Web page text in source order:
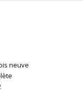
neuve